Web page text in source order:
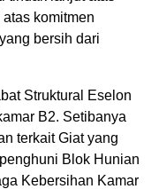
komitmen
bersih dari
Struktural Eselon
B2. Setibanya
terkait Giat yang
Blok Hunian
Kebersihan Kamar